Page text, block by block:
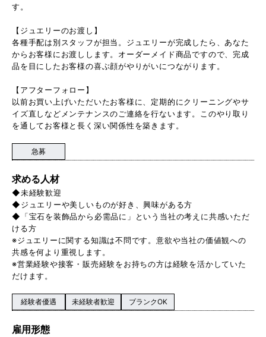
す。
【ジュエリーのお渡し】
各種手配は別スタッフが担当。ジュエリーが完成したら、あなた
からお客様にお渡しします。オーダーメイド商品ですので、完成
品を目にしたお客様の喜ぶ顔がやりがいにつながります。
【アフターフォロー】
以前お買い上げいただいたお客様に、定期的にクリーニングやサ
イズ直しなどメンテナンスのご連絡を行ないます。このやり取り
を通してお客様と長く深い関係性を築きます。
急募
求める人材
◆未経験歓迎
◆ジュエリーや美しいものが好き、興味がある方
◆「宝石を装飾品から必需品に」という当社の考えに共感いただ
ける方
※ジュエリーに関する知識は不問です。意欲や当社の価値観への
共感を何より重視します。
※営業経験や接客・販売経験をお持ちの方は経験を活かしていた
だけます。
経験者優遇 未経験者歓迎 ブランクOK
雇用形態